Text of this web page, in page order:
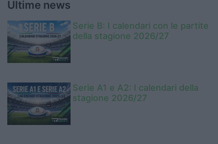
Ultime news
Serie B: I calendari con le partite
della stagione 2026/27
Serie A1 e A2: I calendari della
stagione 2026/27